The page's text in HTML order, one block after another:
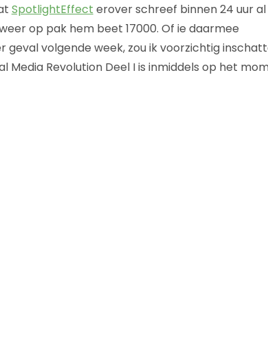
SpotlightEffect erover schreef binnen 24 uur al
op pak hem beet 17000. Of ie daarmee
geval volgende week, zou ik voorzichtig
Media Revolution Deel I is inmiddels op het